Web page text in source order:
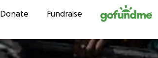
Skip to content
Donate Fundraise